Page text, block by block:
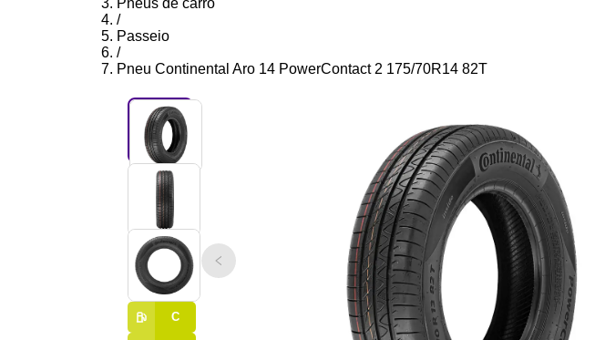
Pneus de carro
/
Passeio
/
Pneu Continental Aro 14 PowerContact 2 175/70R14 82T
C